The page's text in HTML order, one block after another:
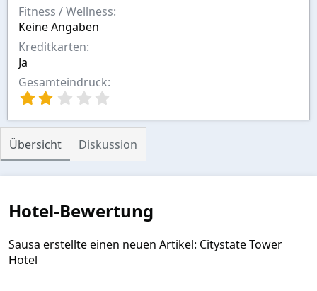
Fitness / Wellness
Keine Angaben
Kreditkarten
Ja
Gesamteindruck
0
0
S
t
e
n
(
)
Übersicht Diskussion
Hotel-Bewertung
Sausa erstellte einen neuen Artikel: Citystate Tower
Hotel